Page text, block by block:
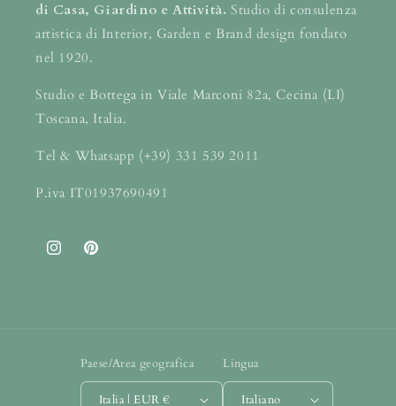
di Casa, Giardino e Attività. Studio di consulenza
artistica di Interior, Garden e Brand design fondato
nel 1920.
Studio e Bottega in Viale Marconi 82a, Cecina (LI)
Toscana, Italia.
Tel & Whatsapp (+39) 331 539 2011
P.iva IT01937690491
InstagramPinterest
Paese/Area geografica
Italia | EUR €
Lingua
Italiano